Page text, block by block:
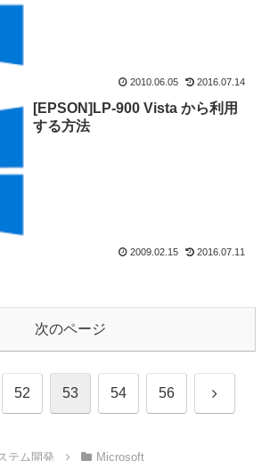
2010.06.05 2016.07.14
[EPSON]LP-900 Vista から利用
する方法
2009.02.15 2016.07.11
次のページ
52 53 54 56 次
テム開発 Microsoft